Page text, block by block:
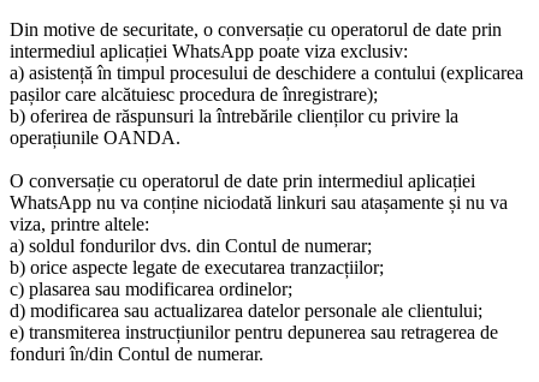
Din motive de securitate, o conversație cu operatorul de date prin
intermediul aplicației WhatsApp poate viza exclusiv:
a) asistență în timpul procesului de deschidere a contului (explicarea
pașilor care alcătuiesc procedura de înregistrare);
b) oferirea de răspunsuri la întrebările clienților cu privire la
operațiunile OANDA.
O conversație cu operatorul de date prin intermediul aplicației
WhatsApp nu va conține niciodată linkuri sau atașamente și nu va
viza, printre altele:
a) soldul fondurilor dvs. din Contul de numerar;
b) orice aspecte legate de executarea tranzacțiilor;
c) plasarea sau modificarea ordinelor;
d) modificarea sau actualizarea datelor personale ale clientului;
e) transmiterea instrucțiunilor pentru depunerea sau retragerea de
fonduri în/din Contul de numerar.